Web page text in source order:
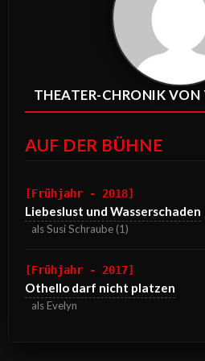
THEATER-CHRONIK VON
AUF DER BÜHNE
[Frühjahr - 2018]
Liebeslust und Wasserschaden
als Susi Schraube (1)
[Frühjahr - 2017]
Othello darf nicht platzen
als Evelyn